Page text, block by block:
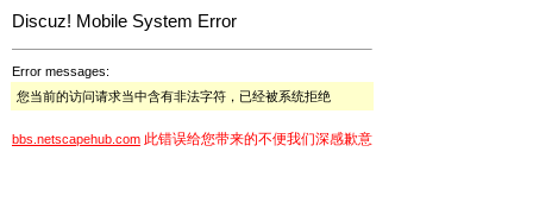
Discuz! Mobile System Error
Error messages:
您当前的访问请求当中含有非法字符，已经被系统拒绝
bbs.netscapehub.com 此错误给您带来的不便我们深感歉意